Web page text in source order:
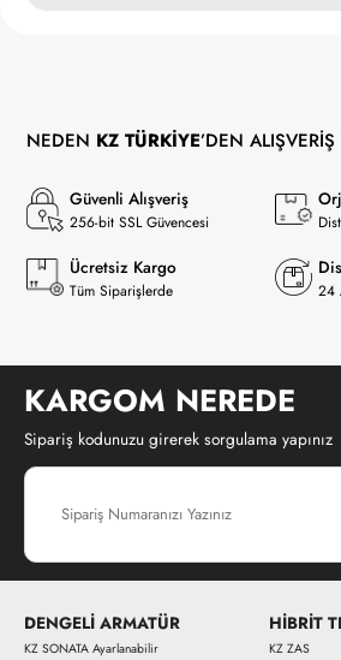
NEDEN KZ TÜRKİYE’DEN
Güvenli Alışveriş
256-bit SSL Güvencesi
Ücretsiz Kargo
Tüm Siparişlerde 24
KARGOM NEREDE
Sipariş kodunuzu girerek sorgulama yapınız
DENGELİ ARMATÜR
KZ SONATA Ayarlanabilir
HİBRİT
KZ ZAS